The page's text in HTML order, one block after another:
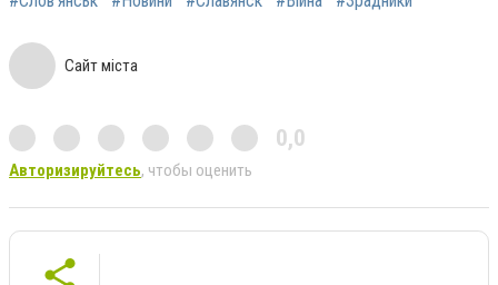
Сайт міста
0,0
Авторизируйтесь, чтобы оценить